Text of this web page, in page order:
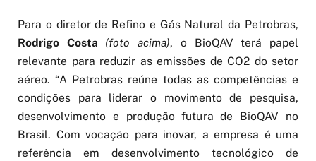
Para o diretor de Refino e Gás Natural da Petrobras,
Rodrigo Costa (foto acima), o BioQAV terá papel
relevante para reduzir as emissões de CO2 do setor
aéreo. “A Petrobras reúne todas as competências e
condições para liderar o movimento de pesquisa,
desenvolvimento e produção futura de BioQAV no
Brasil. Com vocação para inovar, a empresa é uma
referência em desenvolvimento tecnológico de